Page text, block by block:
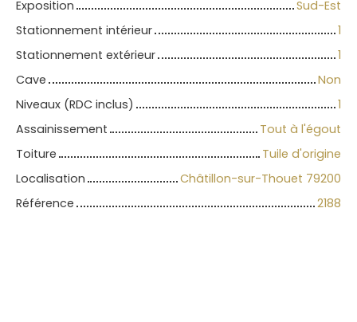
Exposition
Sud-Est
Stationnement intérieur
1
Stationnement extérieur
1
Cave
Non
Niveaux (RDC inclus)
1
Assainissement
Tout à l'égout
Toiture
Tuile d'origine
Localisation
Châtillon-sur-Thouet 79200
Référence
2188